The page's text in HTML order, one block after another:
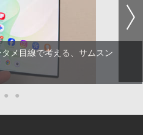
メ目線で考える、サムスン
● ●